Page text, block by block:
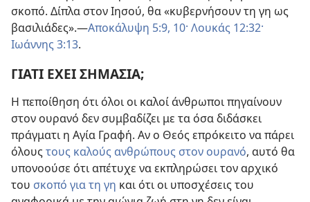
σκοπό. Δίπλα στον Ιησού, θα «κυβερνήσουν τη γη ως
βασιλιάδες».—Αποκάλυψη 5:9, 10· Λουκάς 12:32·
Ιωάννης 3:13.
ΓΙΑΤΙ ΕΧΕΙ ΣΗΜΑΣΙΑ;
Η πεποίθηση ότι όλοι οι καλοί άνθρωποι πηγαίνουν
στον ουρανό δεν συμβαδίζει με τα όσα διδάσκει
πράγματι η Αγία Γραφή. Αν ο Θεός επρόκειτο να πάρει
όλους τους καλούς ανθρώπους στον ουρανό, αυτό θα
υπονοούσε ότι απέτυχε να εκπληρώσει τον αρχικό
του σκοπό για τη γη και ότι οι υποσχέσεις του